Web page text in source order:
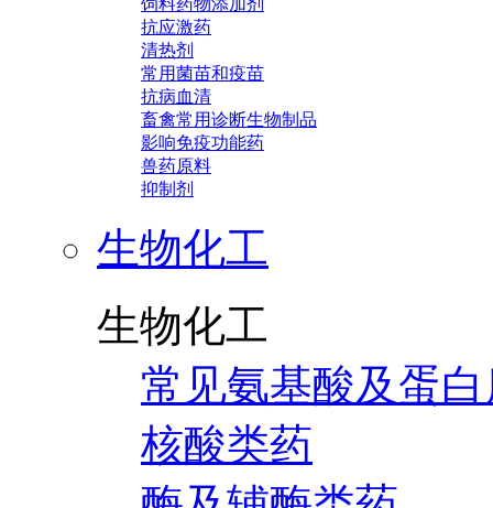
饲料药物添加剂
抗应激药
清热剂
常用菌苗和疫苗
抗病血清
畜禽常用诊断生物制品
影响免疫功能药
兽药原料
抑制剂
生物化工
生物化工
常见氨基酸及蛋
核酸类药